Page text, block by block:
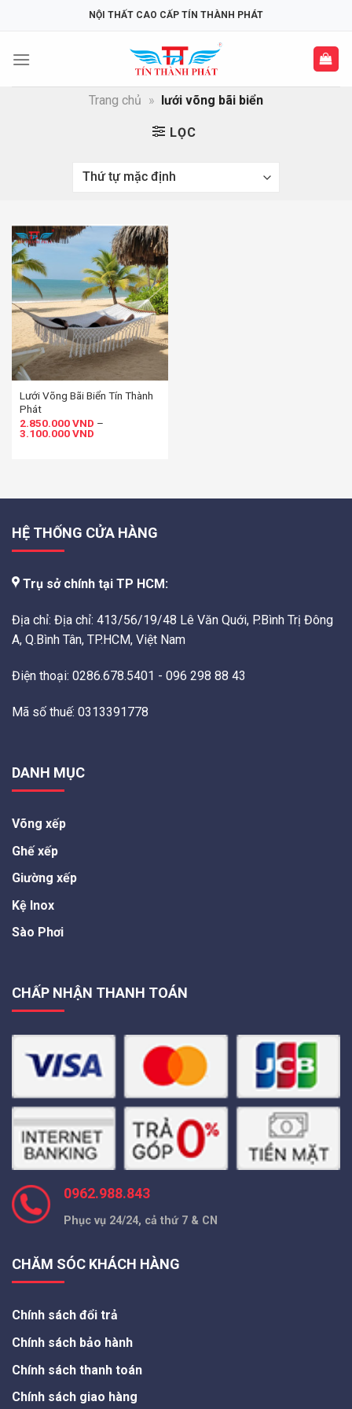
NỘI THẤT CAO CẤP TÍN THÀNH PHÁT
Trang chủ » lưới võng bãi biển
LỌC
Lưới Võng Bãi Biển Tín Thành
Phát
2.850.000VND –
3.100.000VND
HỆ THỐNG CỬA HÀNG
Trụ sở chính tại TP HCM:
Địa chỉ: Địa chỉ: 413/56/19/48 Lê Văn Quới, P.Bình Trị Đông
A, Q.Bình Tân, TP.HCM, Việt Nam
Điện thoại: 0286.678.5401 - 096 298 88 43
Mã số thuế: 0313391778
DANH MỤC
Võng xếp
Ghế xếp
Giường xếp
Kệ Inox
Sào Phơi
CHẤP NHẬN THANH TOÁN
0962.988.843
Phục vụ 24/24, cả thứ 7 & CN
CHĂM SÓC KHÁCH HÀNG
Chính sách đổi trả
Chính sách bảo hành
Chính sách thanh toán
Chính sách giao hàng